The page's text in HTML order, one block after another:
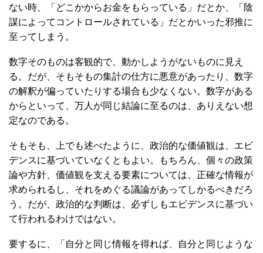
ない時、「どこかからお金をもらっている」だとか、「陰
謀によってコントロールされている」だとかいった邪推に
至ってしまう。
数字そのものは客観的で、動かしようがないものに見え
る。だが、そもそもの集計の仕方に悪意があったり、数字
の解釈が偏っていたりする場合も少なくない。数字がある
からといって、万人が同じ結論に至るのは、ありえない想
定なのである。
そもそも、上でも述べたように、政治的な価値観は、エビ
デンスに基づいていなくともよい。もちろん、個々の政策
論や方針、価値観を支える要素については、正確な情報が
求められるし、それをめぐる議論があってしかるべきだろ
う。だが、政治的な判断は、必ずしもエビデンスに基づい
て行われるわけではない。
要するに、「自分と同じ情報を得れば、自分と同じような